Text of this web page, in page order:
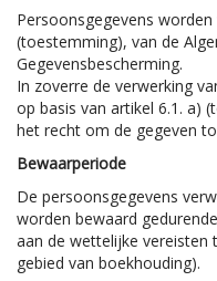
Persoonsgegevens
(toestemming), van de
Gegevensbescherming.
In zoverre de verwerking
op basis van artikel 6.1. a)
het recht om de gegeven
Bewaarperiode
De persoonsgegevens
worden bewaard
aan de wettelijke vereisten
gebied van boekhouding).